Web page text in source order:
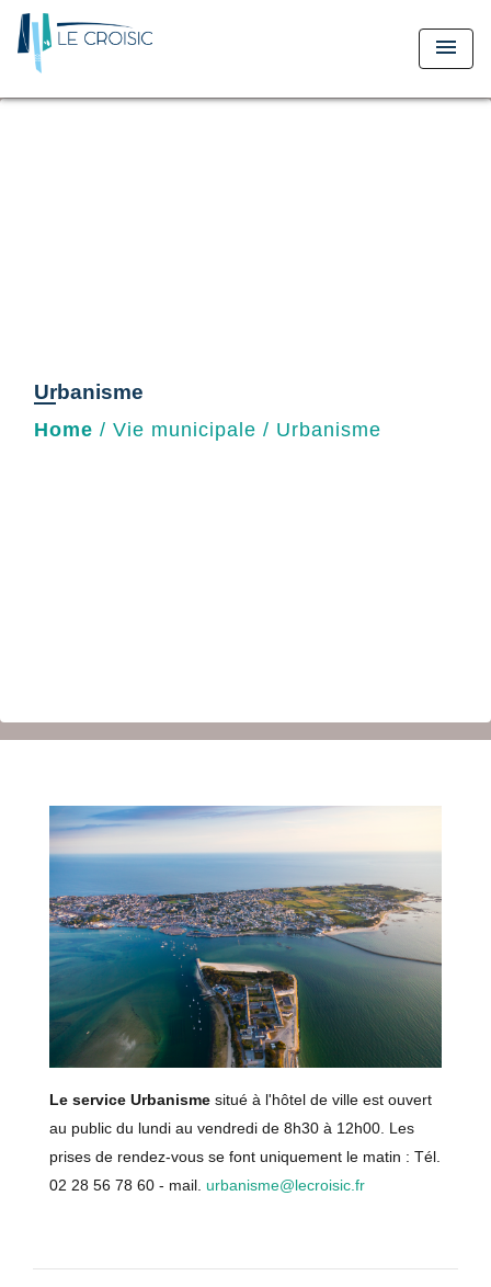
menu
Urbanisme
Home / Vie municipale / Urbanisme
Le service Urbanisme situé à l'hôtel de ville est ouvert
au public du lundi au vendredi de 8h30 à 12h00. Les
prises de rendez-vous se font uniquement le matin : Tél.
02 28 56 78 60 - mail. urbanisme@lecroisic.fr